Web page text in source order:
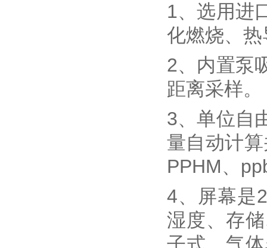
1、选用进
化燃烧、
2、内置泵
距离采样。
3、单位自
量自动计
PPHM、
4、屏幕是
湿度、存